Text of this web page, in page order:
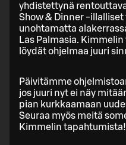
yhdistettynä
Show & Dinner -
unohtamatta
Las Palmasia.
löydät ohjelmaa juuri
Päivitämme
jos juuri nyt ei näy
pian kurkkaamaan
Seuraa myös meitä
Kimmelin tapahtumista!